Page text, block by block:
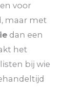
voor
maar met
dan een
het
bij wie